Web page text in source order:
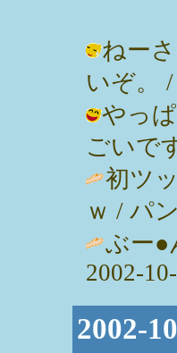
ねー
いぞ。
やっ
ごいで
初ツ
ｗ / パ
ぶー●
2002-
2002-